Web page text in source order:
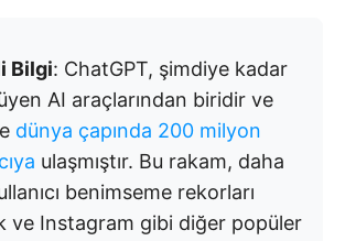
Bilgi: ChatGPT, şimdiye kadar
AI araçlarından biridir ve
dünya çapında 200 milyon
ulaşmıştır. Bu rakam, daha
benimseme rekorları
ve Instagram gibi diğer popüler